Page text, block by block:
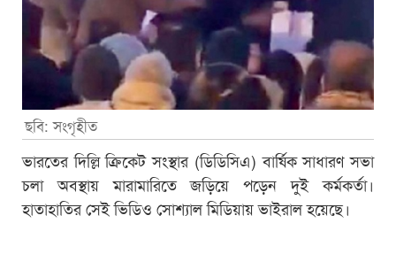
ছবি: সংগৃহীত
ভারতের দিল্লি ক্রিকেট সংস্থার (ডিডিসিএ) বার্ষিক সাধারণ সভা
চলা অবস্থায় মারামারিতে জড়িয়ে পড়েন দুই কর্মকর্তা।
হাতাহাতির সেই ভিডিও সোশ্যাল মিডিয়ায় ভাইরাল হয়েছে।